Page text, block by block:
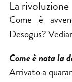
La rivoluzione
Come è
Desogus?
Come è nata la
Arrivato a